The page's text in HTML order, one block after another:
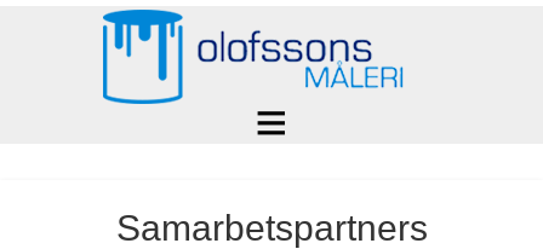
Samarbetspartners